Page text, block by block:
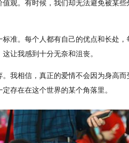
观。有时候，我们却无法避免被某
准。每个人都有自己的优点和长处
让我感到十分无奈和沮丧。
我相信，真正的爱情不会因为身高
存在在这个世界的某个角落里。